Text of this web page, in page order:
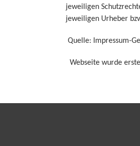
jeweiligen
jeweiligen Urheber
Quelle: Impressum-
Webseite wurde